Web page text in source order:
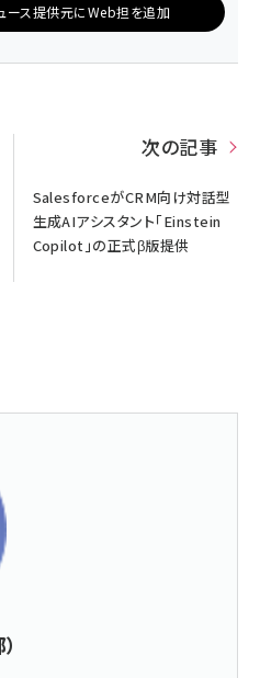
ース提供元にWeb担を追加
次の記事
SalesforceがCRM向け対話型
生成AIアシスタント「Einstein
Copilot」の正式β版提供